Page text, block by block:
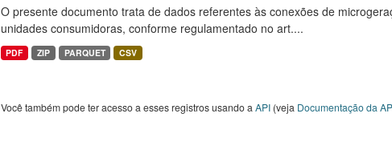
O presente documento trata de dados referentes às conexões de
unidades consumidoras, conforme regulamentado no art....
PDF ZIP PARQUET CSV
Você também pode ter acesso a esses registros usando a API(veja Documentação da